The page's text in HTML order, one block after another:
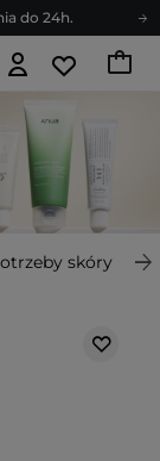
do 24h.
do 24h.
skóry